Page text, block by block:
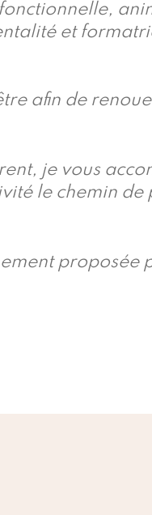
et
afin de
je vous
le chemin de
proposée